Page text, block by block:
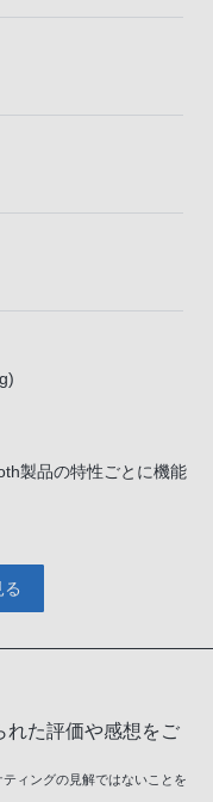
製品の特性ごとに機能
れた評価や感想をご
ィングの見解ではないことを